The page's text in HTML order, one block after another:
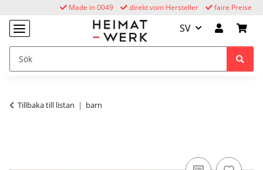
faire Preise
direkt vom Hersteller
Made in 0049
SV
Tillbaka till listan barn